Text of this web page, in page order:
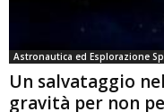
Astronautica ed Esplorazione
Un salvataggio
gravità per non